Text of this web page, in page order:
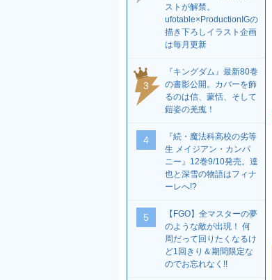
ストが解禁。
ufotable×ProductionIGの
描き下ろしイラスト企画
は毎月更新
3
『キングダム』最新80巻
の書影公開。カバーを飾
るのは信、蒙恬、そして
鎧姿の羌瘣！
4
『続・魔法科高校の劣等
生 メイジアン・カンパ
ニー』12巻9/10発売。達
也と深雪の物語はフィナ
ーレへ!?
5
【FGO】全マスターの夢
のような敵が出現！ 何
周だって回りたくなるけ
ど1回きり＆期間限定な
のでお忘れなく!!